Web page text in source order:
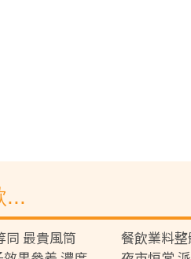
...
同 最貴風筒
餐飲業料